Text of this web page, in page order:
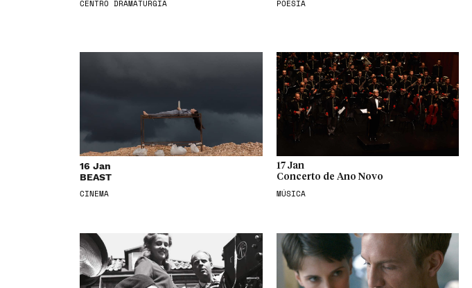
CENTRO DRAMATURGIA
POESIA
16 Jan
BEAST
CINEMA
17 Jan
Concerto de Ano Novo
MÚSICA